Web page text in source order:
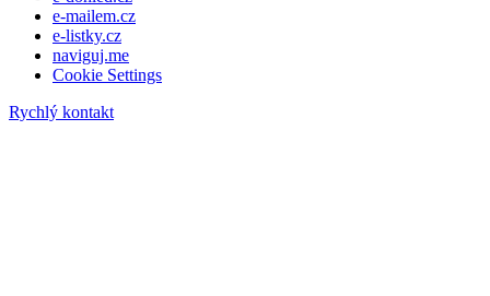
e-mailem.cz
e-listky.cz
naviguj.me
Cookie Settings
Rychlý kontakt